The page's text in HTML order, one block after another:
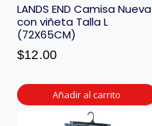
LANDS END Camisa Nueva
con viñeta Talla L
(72X65CM)
$12.00
Añadir al carrito